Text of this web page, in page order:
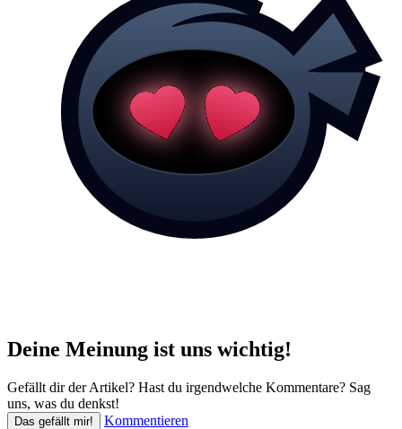
Deine Meinung ist uns wichtig!
Gefällt dir der Artikel? Hast du irgendwelche Kommentare? Sag
uns, was du denkst!
Das gefällt mir! Kommentieren